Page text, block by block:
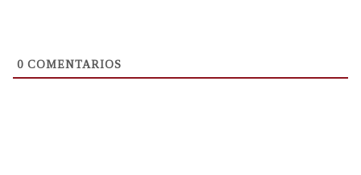
0 COMENTARIOS